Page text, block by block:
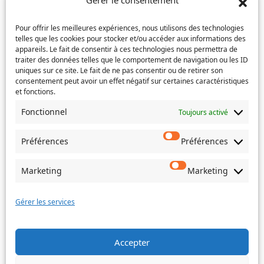
Pour offrir les meilleures expériences, nous utilisons des technologies
telles que les cookies pour stocker et/ou accéder aux informations des
appareils. Le fait de consentir à ces technologies nous permettra de
traiter des données telles que le comportement de navigation ou les ID
uniques sur ce site. Le fait de ne pas consentir ou de retirer son
consentement peut avoir un effet négatif sur certaines caractéristiques
et fonctions.
Fonctionnel Toujours activé
Préférences Préférences
Marketing Marketing
Gérer les services
Accepter
(Nécessaire)
Service concerné(Nécessaire)
Si votre demande concerne des actes de naissance et/ou
de mariage, choisissez l'Etat-Civil comme service
Objet
Envoyer